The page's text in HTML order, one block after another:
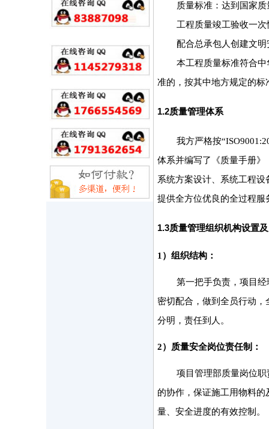
质量标准：达到国家
工程质量竣工验收一次
配合总承包人创建文
本工程质量标准符合
准的，按其中地方规定的
1.2质量管理体系
我方严格按
体系并编写了《质量手册
系统方案设计、系统工程
提供全方位优良的全过程服
1.3质量管理组织机构设置
1）组织结构：
第一把手负责，项目
密切配合，做到全员行动
分明，责任到人。
2）质量安全岗位责任制：
项目管理部质量岗位
的协作，保证施工用物料
量、安全进度的有效控制。